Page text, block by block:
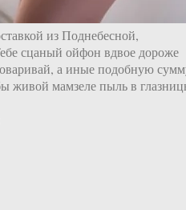
из Поднебесной,
сцаный ойфон вдвое дороже
а иные подобную
живой мамзеле пыль в